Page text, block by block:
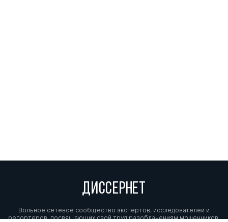
ДИССЕРНЕТ
Вольное сетевое сообщество экспертов, исследователей и
репортеров, посвящающих свой труд разоблачениям мошенников,